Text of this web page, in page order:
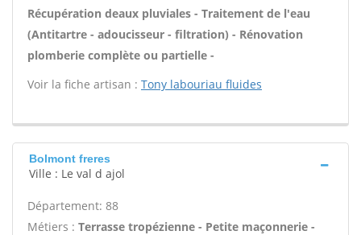
Récupération deaux pluviales - Traitement de l'eau
(Antitartre - adoucisseur - filtration) - Rénovation
plomberie complète ou partielle -
Voir la fiche artisan : Tony labouriau fluides
Bolmont freres
Ville : Le val d ajol
Département: 88
Métiers : Terrasse tropézienne - Petite maçonnerie -